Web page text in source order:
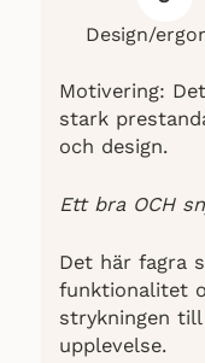
Design/
Motivering:
stark
och design.
Ett bra OCH
Det här fagra
funktionalitet
strykningen
upplevelse.